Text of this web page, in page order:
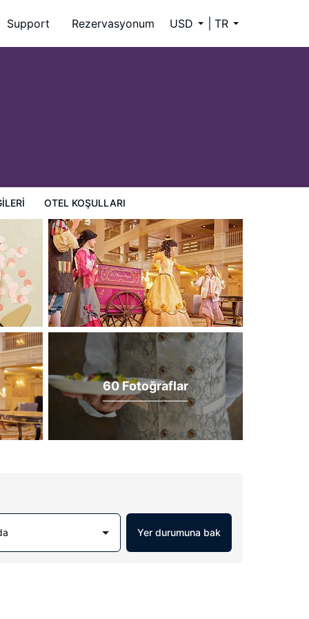
Support Rezervasyonum USD TR
OTEL KOŞULLARI
60 Fotoğraflar
Yer durumuna bak